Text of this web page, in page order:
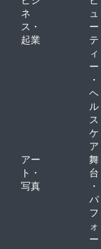
は対極にあり
とつが職人の
手作業によっ
るため、一度
と、どうして
でにお時間を
になってしま
業ならではの
間の精巧さと
ひ、この機会
ケットに収め
い。現在、青
ネ
ス・
起業
ュ
ー
テ
ィ
ー
・
ヘ
ル
ス
ケ
ア
アー
ト・
写真
舞
台
・
パ
フ
ォ
ー